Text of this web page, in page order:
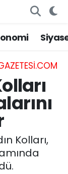
Kolları,
Haritası